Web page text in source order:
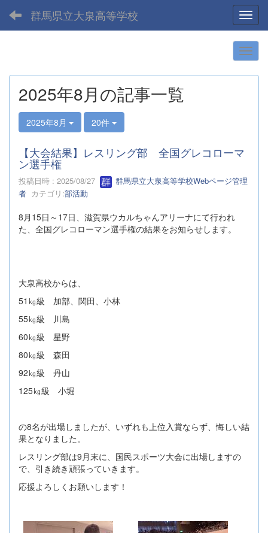
群馬県立大泉高等学校
2025年8月の記事一覧
2025年8月 20件
【大会結果】レスリング部 全国グレコローマ
ン選手権
投稿日時 : 2025/08/27
群馬県立大泉高等学校Webページ管理
者 カテゴリ:部活動
8月15日～17日、滋賀県ウカルちゃんアリーナにて行われ
た、全国グレコローマン選手権の結果をお知らせします。
大泉高校からは、
51㎏級 加部、関田、小林
55㎏級 川島
60㎏級 星野
80㎏級 森田
92㎏級 丹山
125㎏級 小堀
の8名が出場しましたが、いずれも上位入賞ならず、悔しい結
果となりました。
レスリング部は9月末に、国民スポーツ大会に出場しますの
で、引き続き頑張っていきます。
応援よろしくお願いします！